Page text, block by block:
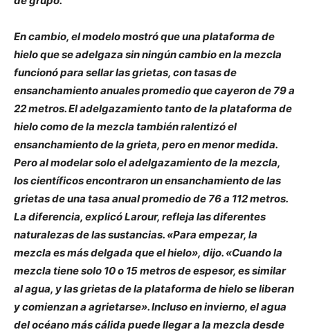
En cambio, el modelo mostró que una plataforma de
hielo que se adelgaza sin ningún cambio en la mezcla
funcionó para sellar las grietas, con tasas de
ensanchamiento anuales promedio que cayeron de 79 a
22 metros. El adelgazamiento tanto de la plataforma de
hielo como de la mezcla también ralentizó el
ensanchamiento de la grieta, pero en menor medida.
Pero al modelar solo el adelgazamiento de la mezcla,
los científicos encontraron un ensanchamiento de las
grietas de una tasa anual promedio de 76 a 112 metros.
La diferencia, explicó Larour, refleja las diferentes
naturalezas de las sustancias. «Para empezar, la
mezcla es más delgada que el hielo», dijo. «Cuando la
mezcla tiene solo 10 o 15 metros de espesor, es similar
al agua, y las grietas de la plataforma de hielo se liberan
y comienzan a agrietarse». Incluso en invierno, el agua
del océano más cálida puede llegar a la mezcla desde